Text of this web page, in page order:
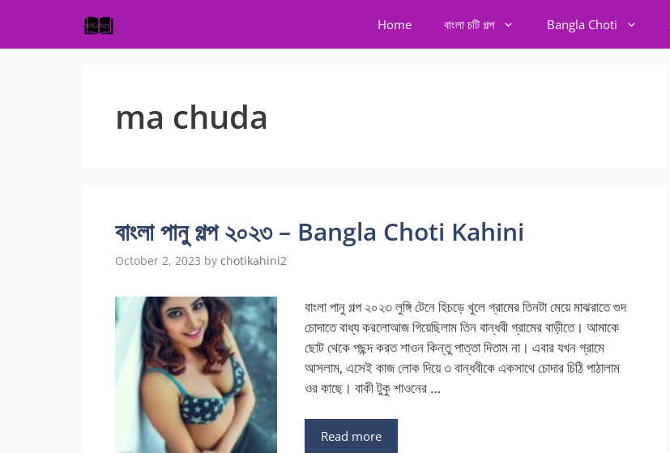
content
Home বাংলা চটি গল্প Bangla Choti
ma chuda
বাংলা পানু গল্প ২০২৩ – Bangla Choti Kahini
October 2, 2023 by chotikahini2
বাংলা পানু গল্প ২০২৩ লুঙ্গি টেনে হিচড়ে খুলে গ্রামের তিনটা মেয়ে মাঝরাতে গুদ
চোদাতে বাধ্য করলোআজ গিয়েছিলাম তিন বান্ধবী গ্রামের বাড়ীতে। আমাকে
ছোট থেকে পছন্দ করত শাওন কিন্তু পাত্তা দিতাম না। এবার যখন গ্রামে
আসলাম, এসেই কাজ লোক দিয়ে ৩ বান্ধবীকে একসাথে চোদার চিঠি পাঠালাম
ওর কাছে। বাকী টুকু শাওনের …
Read more